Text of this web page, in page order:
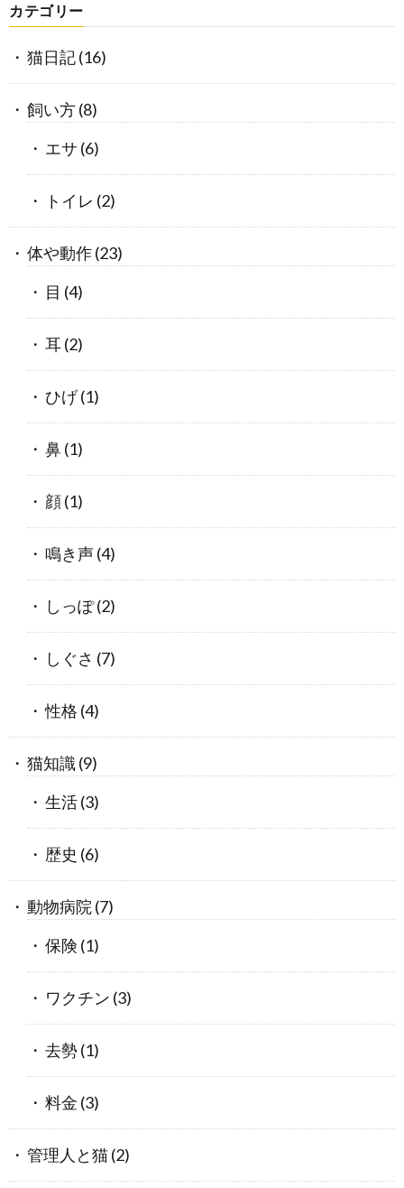
カテゴリー
猫日記(16)
飼い方(8)
エサ (6)
トイレ (2)
体や動作(23)
目 (4)
耳(2)
ひげ(1)
鼻(1)
顔(1)
鳴き声(4)
しっぽ(2)
しぐさ (7)
性格 (4)
猫知識(9)
生活(3)
歴史 (6)
動物病院(7)
保険 (1)
ワクチン (3)
去勢 (1)
料金 (3)
管理人と猫(2)